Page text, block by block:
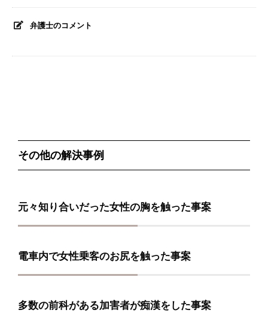
弁護士のコメント
その他の解決事例
元々知り合いだった女性の胸を触った事案
電車内で女性乗客のお尻を触った事案
多数の前科がある加害者が痴漢をした事案